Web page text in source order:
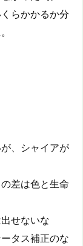
らかかるか分
、シャイアが
差は色と生命
せないな
タス補正のな